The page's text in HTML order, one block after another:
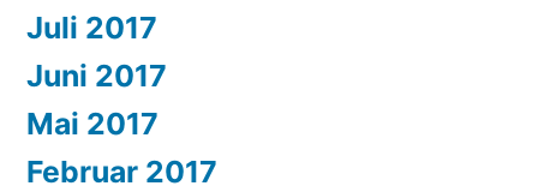
Juli 2017
Juni 2017
Mai 2017
Februar 2017